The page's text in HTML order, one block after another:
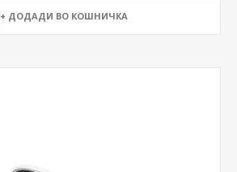
+ ДОДАДИ ВО КОШНИЧКА